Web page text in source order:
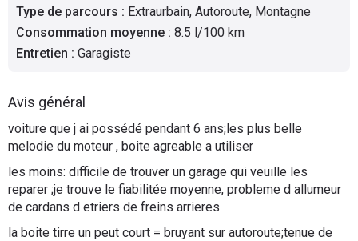
Services
Moto
Marques
Type de parcours : Extraurbain, Autoroute, Montagne
Consommation moyenne : 8.5 l/100 km
Entretien : Garagiste
Avis général
voiture que j ai possédé pendant 6 ans;les plus belle
melodie du moteur , boite agreable a utiliser
les moins: difficile de trouver un garage qui veuille les
reparer ;je trouve le fiabilitée moyenne, probleme d allumeur
de cardans d etriers de freins arrieres
la boite tirre un peut court = bruyant sur autoroute;tenue de